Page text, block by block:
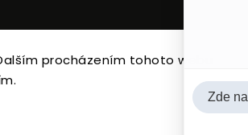
procházením tohoto webu
TAK Z LÁSKY. Všetky práva vyhradené.
nastavenie cookies